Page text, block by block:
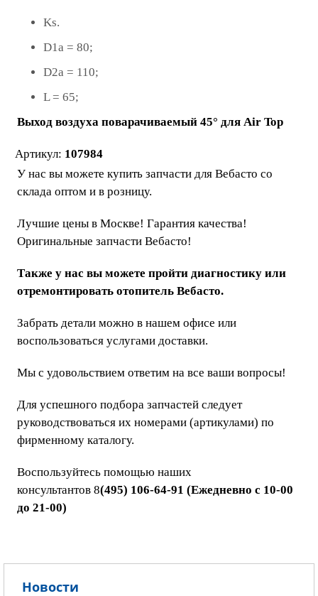
Ks.
D1a = 80;
D2a = 110;
L = 65;
Выход воздуха поварачиваемый 45° для Air Top
Артикул: 107984
У нас вы можете купить запчасти для Вебасто со
склада оптом и в розницу.
Лучшие цены в Москве! Гарантия качества!
Оригинальные запчасти Вебасто!
Также у нас вы можете пройти диагностику или
отремонтировать отопитель Вебасто.
Забрать детали можно в нашем офисе или
воспользоваться услугами доставки.
Мы с удовольствием ответим на все ваши вопросы!
Для успешного подбора запчастей следует
руководствоваться их номерами (артикулами) по
фирменному каталогу.
Воспользуйтесь помощью наших
консультантов 8(495) 106-64-91 (Ежедневно с 10-00
до 21-00)
Новости